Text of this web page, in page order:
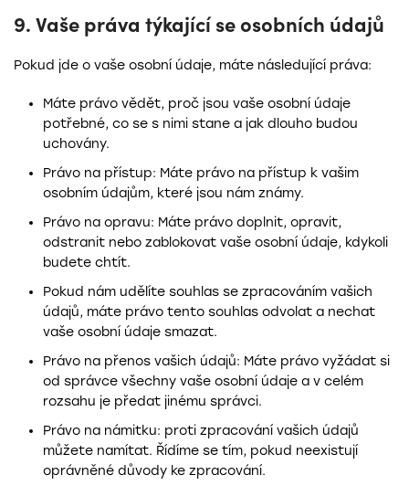
9. Vaše práva týkající se osobních údajů
Pokud jde o vaše osobní údaje, máte následující práva:
Máte právo vědět, proč jsou vaše osobní údaje
potřebné, co se s nimi stane a jak dlouho budou
uchovány.
Právo na přístup: Máte právo na přístup k vašim
osobním údajům, které jsou nám známy.
Právo na opravu: Máte právo doplnit, opravit,
odstranit nebo zablokovat vaše osobní údaje, kdykoli
budete chtít.
Pokud nám udělíte souhlas se zpracováním vašich
údajů, máte právo tento souhlas odvolat a nechat
vaše osobní údaje smazat.
Právo na přenos vašich údajů: Máte právo vyžádat si
od správce všechny vaše osobní údaje a v celém
rozsahu je předat jinému správci.
Právo na námitku: proti zpracování vašich údajů
můžete namítat. Řídíme se tím, pokud neexistují
oprávněné důvody ke zpracování.